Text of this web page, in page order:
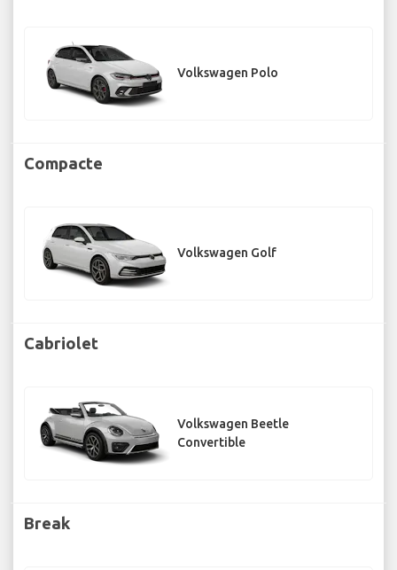
Volkswagen Polo
Compacte
Volkswagen Golf
Cabriolet
Volkswagen Beetle
Convertible
Break